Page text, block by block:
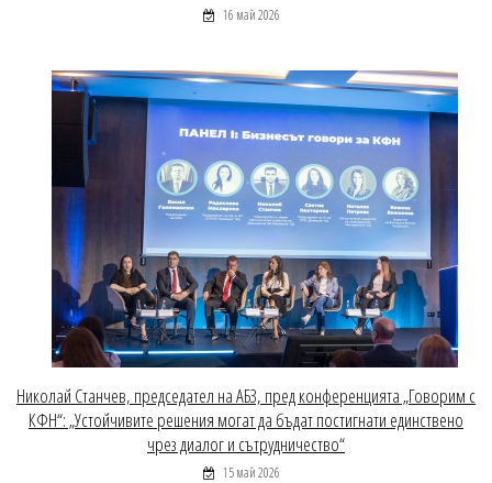
16 май 2026
Николай Станчев, председател на АБЗ, пред конференцията „Говорим с
КФН“: „Устойчивите решения могат да бъдат постигнати единствено
чрез диалог и сътрудничество“
15 май 2026